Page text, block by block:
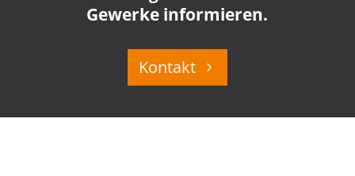
Gewerke informieren.
Kontakt